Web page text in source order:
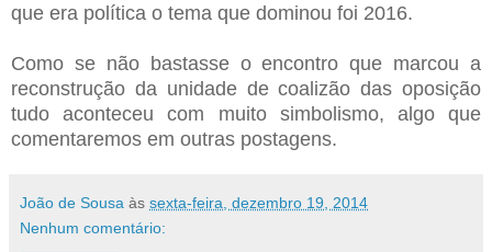
que era política o tema que dominou foi 2016.
Como se não bastasse o encontro que marcou a
reconstrução da unidade de coalizão das oposição
tudo aconteceu com muito simbolismo, algo que
comentaremos em outras postagens.
João de Sousa às sexta-feira, dezembro 19, 2014
Nenhum comentário: